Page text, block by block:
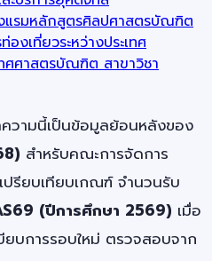
งแรมหลักสูตรศิลปศาสตรบัณฑิต
งเที่ยวระหว่างประเทศ
ศศาสตรบัณฑิต สาขาวิชา
วามนี้เป็นข้อมูลย้อนหลังของ
สำหรับคณะการจัดการ
รียบเทียบเกณฑ์ จำนวนรับ
(ปีการศึกษา 2569) เมื่อ
ยบการรอบใหม่ ตรวจสอบจาก